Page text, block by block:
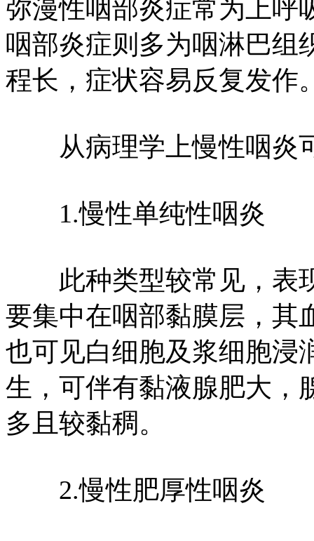
弥漫性咽部炎症常为上呼
咽部炎症则多为咽淋巴组
程长，症状容易反复发作
从病理学上慢性咽炎
1.慢性单纯性咽炎
此种类型较常见，表
要集中在咽部黏膜层，其
也可见白细胞及浆细胞浸
生，可伴有黏液腺肥大，
多且较黏稠。
2.慢性肥厚性咽炎